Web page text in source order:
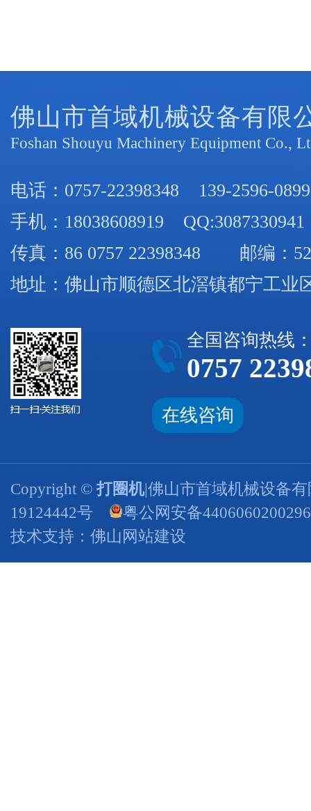
佛山市首域机械设备有限
Foshan Shouyu Machinery Equipment Co.,
电话： 0757-22398348
139-2596-0899
手机： 18038608919 QQ:3087330941
传真：86 0757 22398348 邮编：
地址：佛山市顺德区北滘镇都宁工业
全国咨询热线
0757
在线咨询
Copyright © 打圈机|佛山市首域机械设备
19124442号
粤公网安备
技术支持： 佛山网站建设